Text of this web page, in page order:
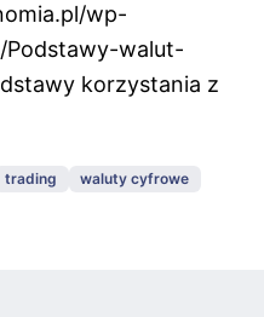
wp-
Podstawy-walut-
korzystania z
trading waluty cyfrowe